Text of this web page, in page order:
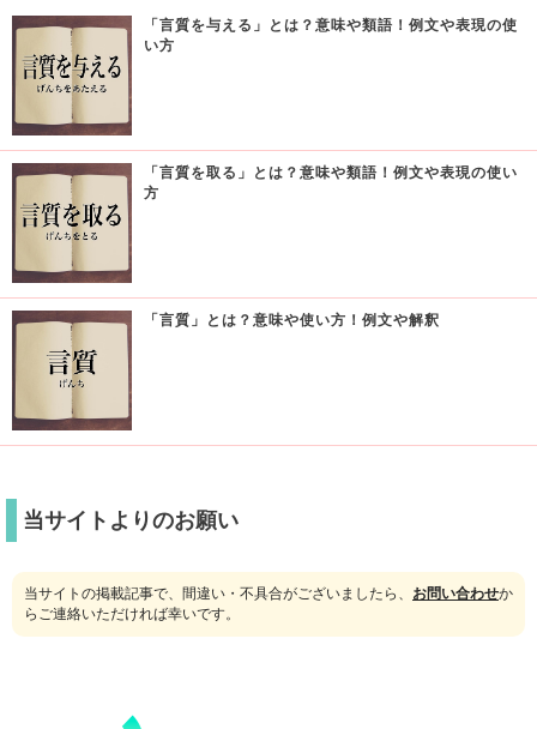
「言質を与える」とは？意味や類語！例文や表現の使
い方
「言質を取る」とは？意味や類語！例文や表現の使い
方
「言質」とは？意味や使い方！例文や解釈
当サイトよりのお願い
当サイトの掲載記事で、間違い・不具合がございましたら、 お問い合わせか
らご連絡いただければ幸いです。